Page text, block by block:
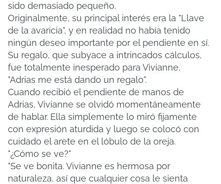
sido demasiado pequeño.
Originalmente, su principal interés era la "Llave
de la avaricia", y en realidad no había tenido
ningún deseo importante por el pendiente en sí.
Su regalo, que subyace a intrincados cálculos,
fue totalmente inesperado para Vivianne.
"Adrias me está dando un regalo".
Cuando recibió el pendiente de manos de
Adrias, Vivianne se olvidó momentáneamente
de hablar. Ella simplemente lo miró fijamente
con expresión aturdida y luego se colocó con
cuidado el arete en el lóbulo de la oreja.
"¿Cómo se ve?"
"Se ve bonita. Vivianne es hermosa por
naturaleza, así que cualquier cosa le sienta